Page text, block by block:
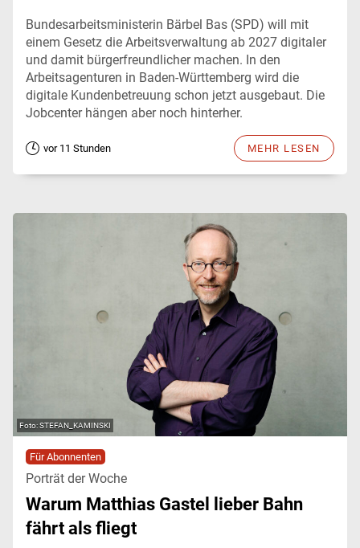
Bundesarbeitsministerin Bärbel Bas (SPD) will mit
einem Gesetz die Arbeitsverwaltung ab 2027 digitaler
und damit bürgerfreundlicher machen. In den
Arbeitsagenturen in Baden-Württemberg wird die
digitale Kundenbetreuung schon jetzt ausgebaut. Die
Jobcenter hängen aber noch hinterher.
vor 11 Stunden MEHR LESEN
STEFAN_KAMINSKI
Für Abonnenten
Porträt der Woche
Warum Matthias Gastel lieber Bahn
fährt als fliegt